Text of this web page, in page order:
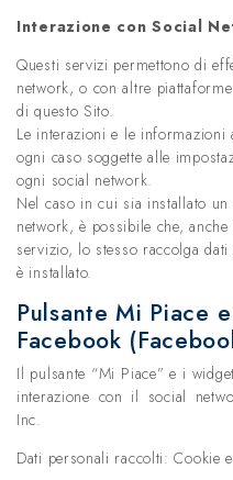
Interazione con Social
Questi servizi permettono di
network, o con altre
di questo Sito.
Le interazioni e le informazioni
ogni caso soggette alle
ogni social network.
Nel caso in cui sia installato
network, è possibile che,
servizio, lo stesso raccolga
è installato.
Pulsante Mi Piace
Facebook
Il pulsante “Mi Piace” e i
interazione con il social
Inc.
Dati personali raccolti: Cookie